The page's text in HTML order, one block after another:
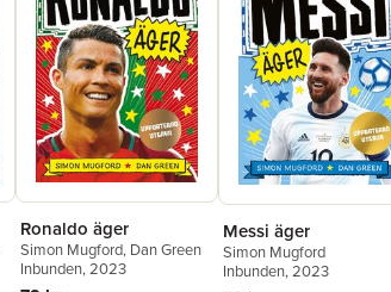
Ronaldo äger
Simon Mugford, Dan Green
Inbunden, 2023
Messi äger
Simon Mugford
Inbunden, 2023